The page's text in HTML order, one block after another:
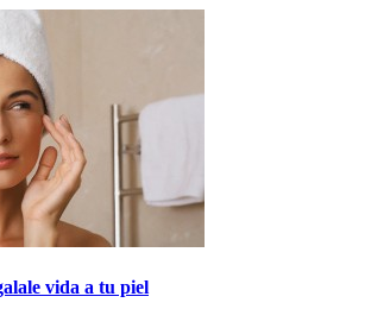
vida a tu piel